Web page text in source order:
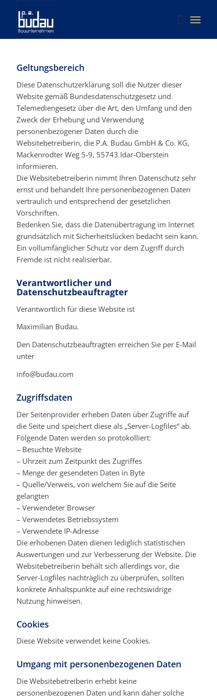
Geltungsbereich
Diese Datenschutzerklärung soll die Nutzer dieser
Website gemäß Bundesdatenschutzgesetz und
Telemediengesetz über die Art, den Umfang und den
Zweck der Erhebung und Verwendung
personenbezogener Daten durch die
Websitebetreiberin, die P.A. Budau GmbH & Co. KG,
Mackenrodter Weg 5-9, 55743 Idar-Oberstein
informieren.
Die Websitebetreiberin nimmt Ihren Datenschutz sehr
ernst und behandelt Ihre personenbezogenen Daten
vertraulich und entsprechend der gesetzlichen
Vorschriften.
Bedenken Sie, dass die Datenübertragung im Internet
grundsätzlich mit Sicherheitslücken bedacht sein kann.
Ein vollumfänglicher Schutz vor dem Zugriff durch
Fremde ist nicht realisierbar.
Verantwortlicher und
Datenschutzbeauftragter
Verantwortlich für diese Website ist
Maximilian Budau.
Den Datenschutzbeauftragten erreichen Sie per E-Mail
unter
info@budau.com
Zugriffsdaten
Der Seitenprovider erheben Daten über Zugriffe auf
die Seite und speichert diese als „Server-Logfiles“ ab.
Folgende Daten werden so protokolliert:
– Besuchte Website
– Uhrzeit zum Zeitpunkt des Zugriffes
– Menge der gesendeten Daten in Byte
– Quelle/Verweis, von welchem Sie auf die Seite
gelangten
– Verwendeter Browser
– Verwendetes Betriebssystem
– Verwendete IP-Adresse
Die erhobenen Daten dienen lediglich statistischen
Auswertungen und zur Verbesserung der Website. Die
Websitebetreiberin behält sich allerdings vor, die
Server-Logfiles nachträglich zu überprüfen, sollten
konkrete Anhaltspunkte auf eine rechtswidrige
Nutzung hinweisen.
Cookies
Diese Website verwendet keineCookies.
Umgang mit personenbezogenen Daten
Die Websitebetreiberin erhebt keine
personenbezogenen Daten und kann daher solche